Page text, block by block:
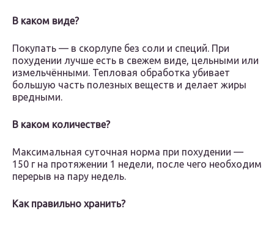
В каком виде?
Покупать — в скорлупе без соли и специй. При
похудении лучше есть в свежем виде, цельными или
измельчёнными. Тепловая обработка убивает
большую часть полезных веществ и делает жиры
вредными.
В каком количестве?
Максимальная суточная норма при похудении —
150 г на протяжении 1 недели, после чего необходим
перерыв на пару недель.
Как правильно хранить?